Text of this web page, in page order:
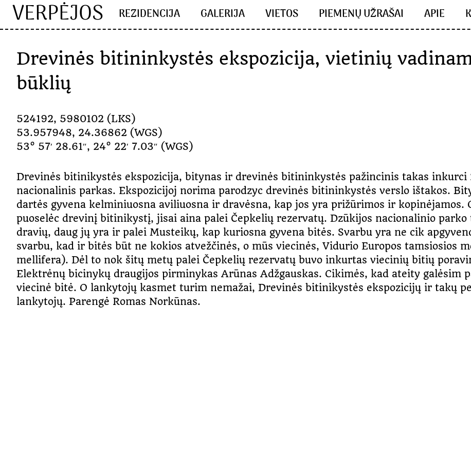
SkipVERPĖJOS REZIDENCIJA GALERIJA VIETOS PIEMENŲ UŽRAŠAI APIE
Drevinės bitininkystės ekspozicija, vietinių
būklių
524192, 5980102 (LKS)
53.957948, 24.36862 (WGS)
53° 57′ 28.61″, 24° 22′ 7.03″ (WGS)
Drevinės bitinikystės ekspozicija, bitynas ir drevinės bitininkystės pažincinis takas inkurci
nacionalinis parkas. Ekspozicijoj norima parodzyc drevinės bitininkystės verslo ištakos.
dartės gyvena kelminiuosna aviliuosna ir dravėsna, kap jos yra prižūrimos ir kopinėjamos.
puoselėc drevinį bitinikystį, jisai aina palei Čepkelių rezervatų. Dzūkijos nacionalinio
dravių, daug jų yra ir palei Musteikų, kap kuriosna gyvena bitės. Svarbu yra ne cik
svarbu, kad ir bitės būt ne kokios atvežčinės, o mūs viecinės, Vidurio Europos tamsiosios
mellifera). Dėl to nok šitų metų palei Čepkelių rezervatų buvo inkurtas viecinių bitių
Elektrėnų bicinykų draugijos pirminykas Arūnas Adžgauskas. Cikimės, kad ateity galėsim
viecinė bitė. O lankytojų kasmet turim nemažai, Drevinės bitinikystės ekspozicijų ir takų
lankytojų. Parengė Romas Norkūnas.